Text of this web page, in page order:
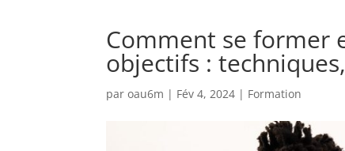
Comment se former
objectifs :
paroau6m | Fév 4, 2024 | Formation